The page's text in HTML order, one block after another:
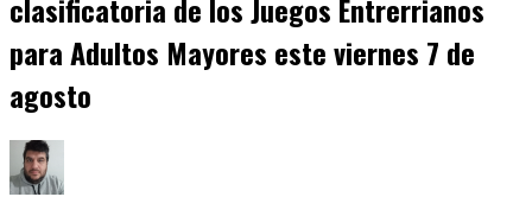
clasificatoria de los Juegos Entrerrianos
para Adultos Mayores este viernes 7 de
agosto